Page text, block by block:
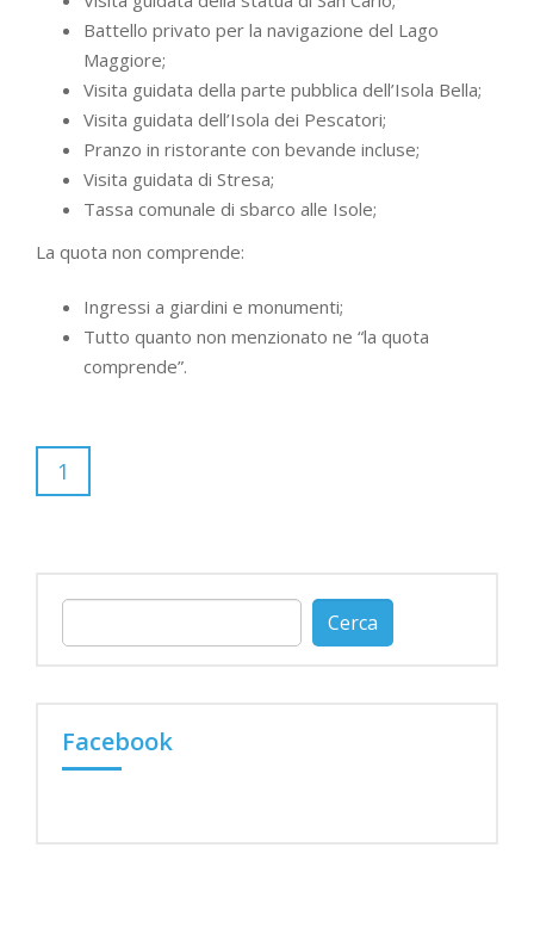
Battello privato per la navigazione del Lago
Maggiore;
Visita guidata della parte pubblica dell’Isola Bella;
Visita guidata dell’Isola dei Pescatori;
Pranzo in ristorante con bevande incluse;
Visita guidata di Stresa;
Tassa comunale di sbarco alle Isole;
La quota non comprende:
Ingressi a giardini e monumenti;
Tutto quanto non menzionato ne “la quota
comprende”.
1
per:
Facebook